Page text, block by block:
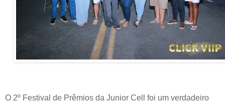
O 2º Festival de Prêmios da Junior Cell foi um verdadeiro